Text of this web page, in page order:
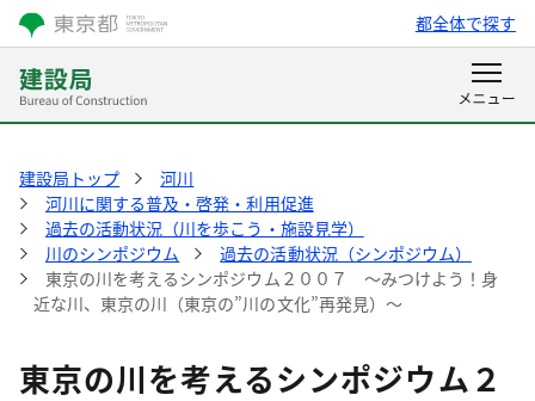
都全体で探す
建設局トップ
河川
河川に関する普及・啓発・利用促進
過去の活動状況（川を歩こう・施設見学）
川のシンポジウム
過去の活動状況（シンポジウム）
東京の川を考えるシンポジウム２００７ ～みつけよう！身
近な川、東京の川（東京の”川の文化”再発見）～
東京の川を考えるシンポジウム２